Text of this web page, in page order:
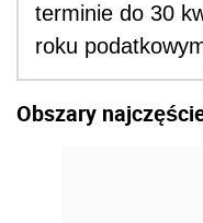
terminie do 30
roku
Obszary